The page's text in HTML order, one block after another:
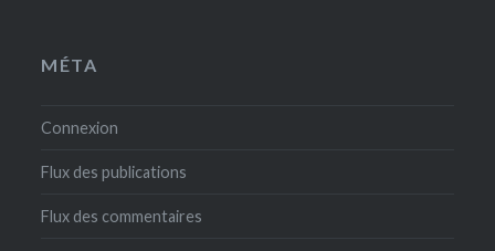
MÉTA
Connexion
Flux des publications
Flux des commentaires